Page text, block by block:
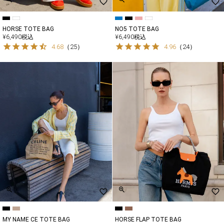
HORSE TOTE BAG
¥6,490税込
4.68 （ 25）
NO5 TOTE BAG
¥6,490税込
4.96（ 24）
MY NAME CE TOTE BAG
HORSE FLAP TOTE BAG